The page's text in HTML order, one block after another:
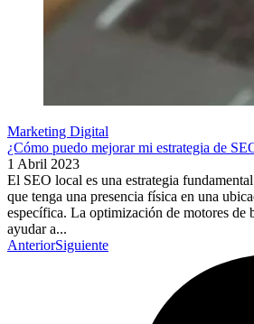
Marketing Digital
¿Cómo puedo mejorar mi estrategia de
1 Abril 2023
El SEO local es una estrategia
que tenga una presencia física en una
específica. La optimización de motores de
ayudar a...
AnteriorSiguiente